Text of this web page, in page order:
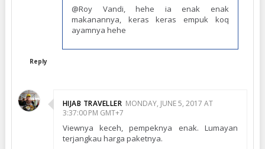
@Roy Vandi, hehe ia enak enak
makanannya, keras keras empuk koq
ayamnya hehe
Reply
HIJAB TRAVELLER MONDAY, JUNE 5, 2017 AT
3:37:00 PM GMT+7
Viewnya keceh, pempeknya enak. Lumayan
terjangkau harga paketnya.